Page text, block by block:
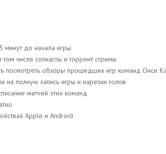
минут до начала игры
числе сопкасты и торрент стримы
посмотреть обзоры прошедших игр команд Онсе
на полную запись игры и нарезки голов
матчей этих команд
Apple и Android